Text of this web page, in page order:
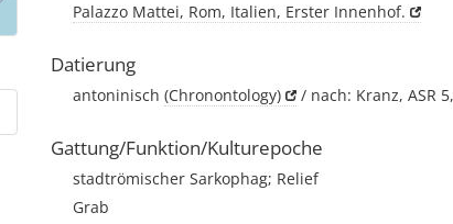
Palazzo Mattei, Rom, Italien, Erster Innenhof.
Datierung
antoninisch (Chronontology) / nach: Kranz, ASR
Gattung/Funktion/Kulturepoche
stadtrömischer Sarkophag; Relief
Grab